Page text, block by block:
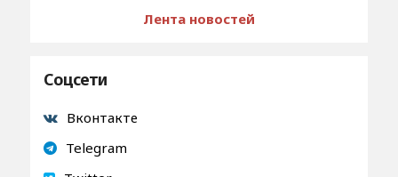
Лента новостей
Соцсети
Вконтакте
Telegram